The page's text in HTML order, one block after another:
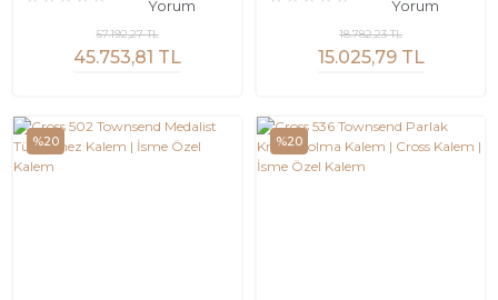
Yorum
45.753,81 TL
57.192,27 TL
Yorum
15.025,79 TL
18.782,23 TL
%20 %20